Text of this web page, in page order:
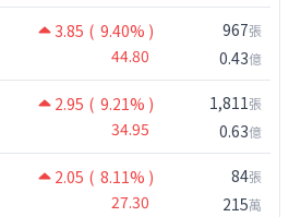
3.85 ( 9.40% )
44.80
967張
0.43億
2.95 ( 9.21% )
34.95
1,811張
0.63億
2.05 ( 8.11% )
27.30
84張
215萬